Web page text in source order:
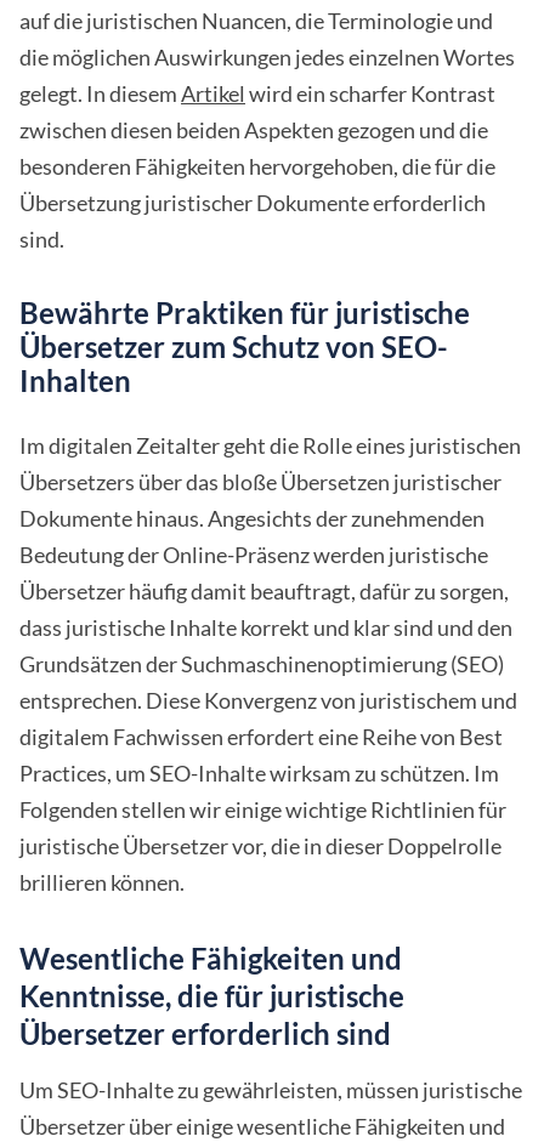
auf die juristischen Nuancen, die Terminologie und
die möglichen Auswirkungen jedes einzelnen Wortes
gelegt. In diesemArtikel wird ein scharfer Kontrast
zwischen diesen beiden Aspekten gezogen und die
besonderen Fähigkeiten hervorgehoben, die für die
Übersetzung juristischer Dokumente erforderlich
sind.
Bewährte Praktiken für juristische
Übersetzer zum Schutz von SEO-
Inhalten
Im digitalen Zeitalter geht die Rolle eines juristischen
Übersetzers über das bloße Übersetzen juristischer
Dokumente hinaus. Angesichts der zunehmenden
Bedeutung der Online-Präsenz werden juristische
Übersetzer häufig damit beauftragt, dafür zu sorgen,
dass juristische Inhalte korrekt und klar sind und den
Grundsätzen der Suchmaschinenoptimierung (SEO)
entsprechen. Diese Konvergenz von juristischem und
digitalem Fachwissen erfordert eine Reihe von Best
Practices, um SEO-Inhalte wirksam zu schützen. Im
Folgenden stellen wir einige wichtige Richtlinien für
juristische Übersetzer vor, die in dieser Doppelrolle
brillieren können.
Wesentliche Fähigkeiten und
Kenntnisse, die für juristische
Übersetzer erforderlich sind
Um SEO-Inhalte zu gewährleisten, müssen juristische
Übersetzer über einige wesentliche Fähigkeiten und